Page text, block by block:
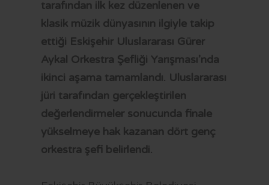
OTOBÜS SAATLERİ
TRAMVAY SAATLERİ
MİNİBÜS GÜZERGAHLARI
tarafından ilk kez düzenlenen ve
klasik müzik dünyasının ilgiyle takip
ettiği Eskişehir Uluslararası Gürer
Aykal Orkestra Şefliği Yarışması’nda
ikinci aşama tamamlandı. Uluslararası
jüri tarafından gerçekleştirilen
değerlendirmeler sonucunda finale
yükselmeye hak kazanan dört genç
orkestra şefi belirlendi.